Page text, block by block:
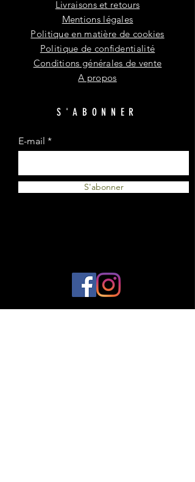
Livraisons et retours
Mentions légales
Politique en matière de cookies
Politique de confidentialité
Conditions générales de vente
A propos
S'ABONNER
E-mail
S'abonner